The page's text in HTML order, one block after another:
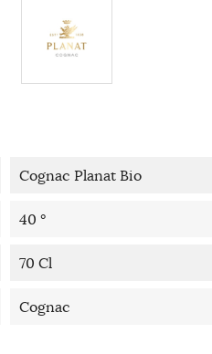
Cognac Planat Bio
40 °
70 Cl
Cognac